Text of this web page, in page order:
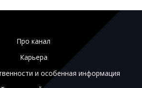
Про канал
Карьера
и особенная информация